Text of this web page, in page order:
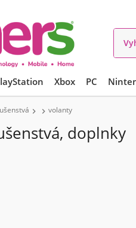
Xbox PC
  volanty
doplnky